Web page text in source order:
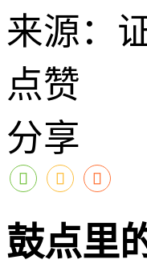
来源：
点赞
分享
鼓点里